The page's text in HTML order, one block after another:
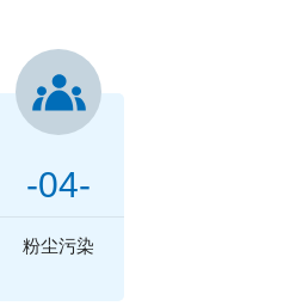
-04-
粉尘污染